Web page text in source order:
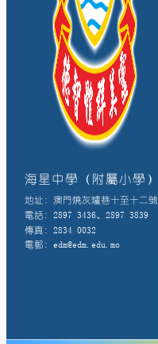
海星中學（附屬小學）
地址: 澳門燒灰爐巷十至十二號
電話: 2897 3436、2897 3839
傳真: 2834 0032
電郵: edm@edm.edu.mo